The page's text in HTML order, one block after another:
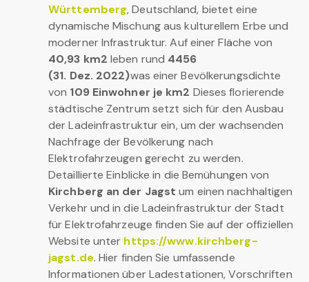
Württemberg, Deutschland, bietet eine
dynamische Mischung aus kulturellem Erbe und
moderner Infrastruktur. Auf einer Fläche von
40,93 km2 leben rund 4456
(31. Dez. 2022)was einer Bevölkerungsdichte
von 109 Einwohner je km2 Dieses florierende
städtische Zentrum setzt sich für den Ausbau
der Ladeinfrastruktur ein, um der wachsenden
Nachfrage der Bevölkerung nach
Elektrofahrzeugen gerecht zu werden.
Detaillierte Einblicke in die Bemühungen von
Kirchberg an der Jagst um einen nachhaltigen
Verkehr und in die Ladeinfrastruktur der Stadt
für Elektrofahrzeuge finden Sie auf der offiziellen
Website unter https://www.kirchberg-
jagst.de. Hier finden Sie umfassende
Informationen über Ladestationen, Vorschriften